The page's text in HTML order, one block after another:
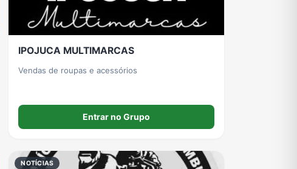
IPOJUCA MULTIMARCAS
Vendas de roupas e acessórios
Entrar no Grupo
NOTÍCIAS